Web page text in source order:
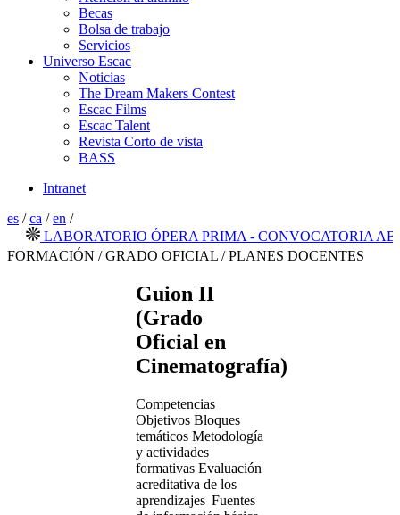
Becas
Bolsa de trabajo
Servicios
Universo Escac
Noticias
The Dream Makers Contest
Escac Films
Escac Talent
Revista Corto de vista
BASS
Intranet
es /ca /en /
LABORATORIO ÓPERA PRIMA - CONVOCATORIA
FORMACIÓN / GRADO OFICIAL / PLANES DOCENTES
Guion II
(Grado
Oficial en
Cinematografía)
Competencias
Objetivos Bloques
temáticos Metodología
y actividades
formativas Evaluación
acreditativa de los
aprendizajes Fuentes